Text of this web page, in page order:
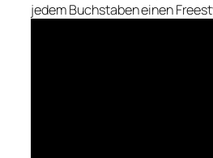
jedem Buchstaben einen